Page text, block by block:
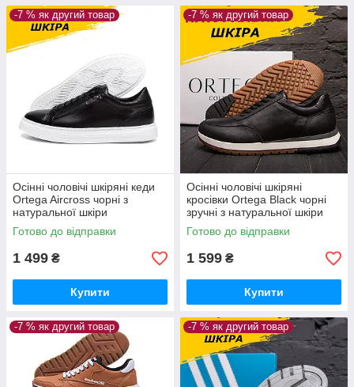
-7 % як другий товар
Осінні чоловічі шкіряні кеди
Ortega Aircross чорні з
натуральної шкіри
*263/1чл(б)*
Готово до відправки
1 499 ₴
Купити
-7 % як другий товар
Осінні чоловічі шкіряні
кросівки Ortega Black чорні
зручні з натуральної шкіри
*91/1чл+чф*
Готово до відправки
1 599 ₴
Купити
-7 % як другий товар -7 % як другий товар